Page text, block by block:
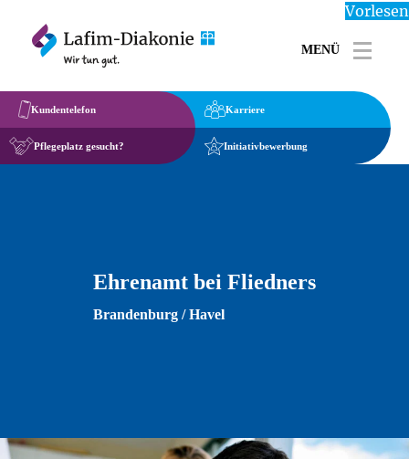
Vorlesen
MENÜ
Kundentelefon
Pflegeplatz gesucht?
Karriere
Initiativbewerbung
Ehrenamt bei Fliedners
Brandenburg / Havel